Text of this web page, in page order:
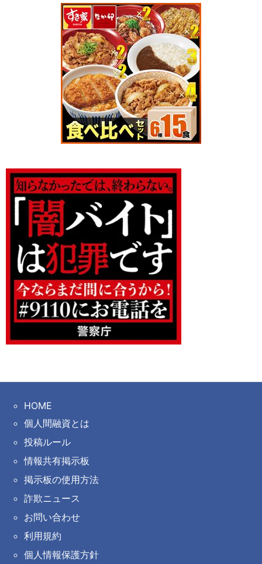
HOME
個人間融資とは
投稿ルール
情報共有掲示板
掲示板の使用方法
詐欺ニュース
お問い合わせ
利用規約
個人情報保護方針